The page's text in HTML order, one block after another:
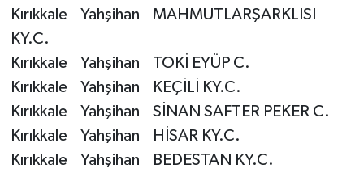
Kırıkkale Yahşihan MAHMUTLARŞARKLISI
KY.C.
Kırıkkale Yahşihan TOKİ EYÜP C.
Kırıkkale Yahşihan KEÇİLİ KY.C.
Kırıkkale Yahşihan SİNAN SAFTER PEKER C.
Kırıkkale Yahşihan HİSAR KY.C.
Kırıkkale Yahşihan BEDESTAN KY.C.
Sakarya Müftülüğü
Samsun Müftülüğü
Siirt Müftülüğü
Sinop Müftülüğü